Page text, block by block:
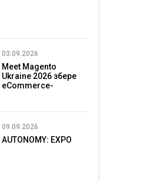
03.09.2026
Meet Magento
Ukraine 2026 збере
eCommerce-
09.09.2026
AUTONOMY: EXPO